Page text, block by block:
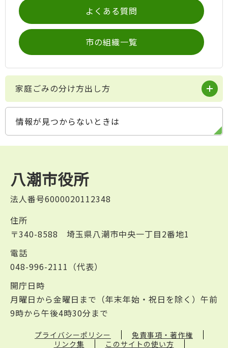
よくある質問
市の組織一覧
家庭ごみの分け方出し方
情報が見つからないときは
八潮市役所
法人番号6000020112348
住所
〒340-8588 埼玉県八潮市中央一丁目2番地1
電話
048-996-2111（代表）
開庁日時
月曜日から金曜日まで（年末年始・祝日を除く）午前
9時から午後4時30分まで
プライバシーポリシー
免責事項・著作権
リンク集
このサイトの使い方